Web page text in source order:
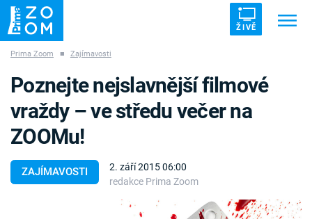
ŽIVĚ
ZÁHADY VETŘELCI DÁVNOVĚKU
Témata
Prima Zoom ■ Zajímavosti
ZAJÍMAVOSTI
2. září 2015 06:00
redakce Prima Zoom
Poznejte nejslavnější filmové
vraždy – ve středu večer na
ZOOMu!